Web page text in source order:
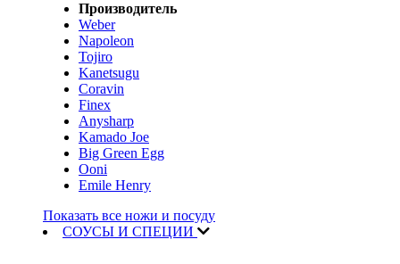
Производитель
Weber
Napoleon
Tojiro
Kanetsugu
Coravin
Finex
Anysharp
Kamado Joe
Big Green Egg
Ooni
Emile Henry
Показать все ножи и посуду
СОУСЫ И СПЕЦИИ